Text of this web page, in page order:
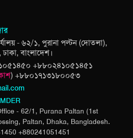
- ৬২/১, পুরানা পল্টন (দোতলা),
বাংলাদেশ।
+৮৮০২৪১০৫১৪৫১
) +৮৮০১৭১৩১৮০০৫৩
- 62/1, Purana Paltan (1st
Paltan, Dhaka, Bangladesh.
+880241051451